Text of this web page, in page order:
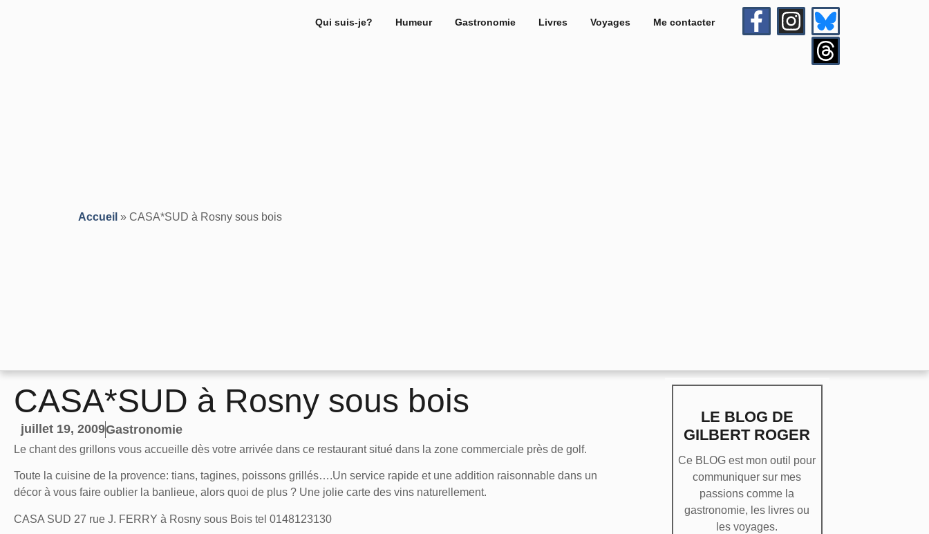
Qui suis-je? Humeur Gastronomie Livres Voyages Me contacter
Accueil » CASA*SUD à Rosny sous bois
CASA*SUD à Rosny sous bois
juillet 19, 2009Gastronomie
Le chant des grillons vous accueille dès votre arrivée dans ce restaurant situé dans la zone commerciale près de golf.
Toute la cuisine de la provence: tians, tagines, poissons grillés….Un service rapide et une addition raisonnable dans un
décor à vous faire oublier la banlieue, alors quoi de plus ? Une jolie carte des vins naturellement.
CASA SUD 27 rue J. FERRY à Rosny sous Bois tel 0148123130
LE BLOG DE
GILBERT ROGER
Ce BLOG est mon outil pour
communiquer sur mes
passions comme la
gastronomie, les livres ou
les voyages.